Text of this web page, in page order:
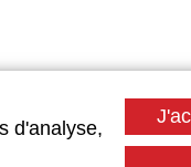
d'analyse,